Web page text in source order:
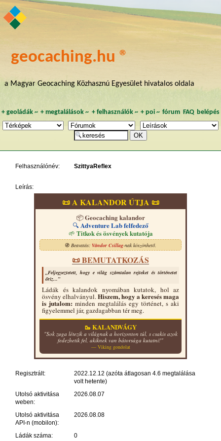
geocaching.hu ®
a Magyar Geocaching Közhasznú Egyesület hivatalos oldala
+ geoládák~ +megtalálások ~ + felhasználók~ + poi~ fórum FAQ belépés
Felhasználónév: SzittyaReflex
Leírás:
📜 A KALANDOR ÚTJA 📜
📦Geocaching kalandor
🔍 Adventure Lab felfedező
🌱 Titkok és ösvények kutatója
🧭 Beavatás: Vándor Csillag-nak köszönhető.
📜 BEMUTATKOZÁS
„Feljegyeztetett, hogy e világ számtalan rejteket és történetet
őriz...”
Ládák és kalandok nyomában kutatok, hol az
ösvény elhalványul.Hiszem, hogy a keresés maga
is jutalom: minden megtalálás egy történet, s aki
figyelemmel jár, gazdagabban tér meg.
🥾 KALANDVÁGY
"Sok zuga létezik a világnak a horizonton túl, s csakis azok
fedezhetik fel, akiknek van bátorsága kutatni!"
— Viking gondolat
Regisztrált:
2022.12.12 (azóta átlagosan 4.6 megtalálása
volt hetente)
Utolsó aktivitása
weben:
2026.08.07
Utolsó aktivitása
API-n (mobilon):
2026.08.08
Ládák száma:
0